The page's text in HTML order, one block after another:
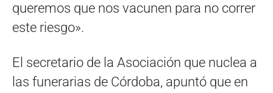
queremos que nos vacunen para no correr
este riesgo».
El secretario de la Asociación que nuclea a
las funerarias de Córdoba, apuntó que en